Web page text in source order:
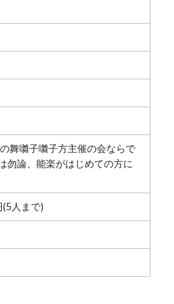
舞囃子囃子方主催の会ならで
勿論、能楽がはじめての方に
人まで)